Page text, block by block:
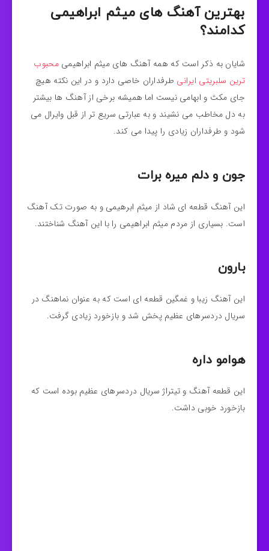
بهترین آهنگ های میثم ابراهیمی
کدامند؟
شایان به ذکر است که همه آهنگ های میثم ابراهیمیمحبوب
ترین سلبریتی ایرانی طرفداران خاصی دارد و در این نکته هیچ
جای مکث و ابهامی نیست اما همیشه برخی از آهنگ ها بیشتر
به دل مخاطب می نشیند و به عبارتی سریع تر از قبل وایرال می
شود و طرفداران زیادی را پیدا می کند.
جون و دلم میره برات
این آهنگ قطعه ای شاد از میثم ابرهیمی و به صورت تک آهنگ
است. بسیاری از مردم میثم ابراهیمی را با این آهنگ شناختند.
بارون
این آهنگ زیبا و غمگین قطعه ای است که به عنوان نماهنگ در
سریال دردسرهای عظیم پخش شد و بازخورد زیادی گرفت.
هوامو داره
این قطعه آهنگ و تیتراژ سریال دردسرهای عظیم بوده است که
بازخورد خوبی داشت.